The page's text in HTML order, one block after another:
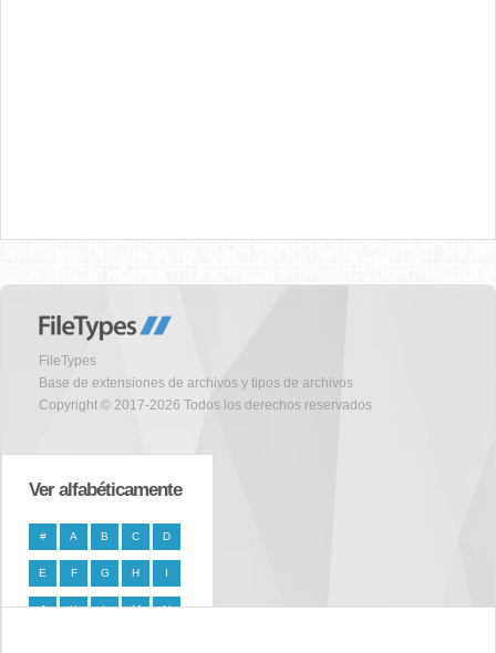
FileTypes
Base de extensiones de archivos y tipos de archivos
Copyright © 2017-2026 Todos los derechos reservados
Ver alfabéticamente
# A B C D
E F G H I
J K L M N